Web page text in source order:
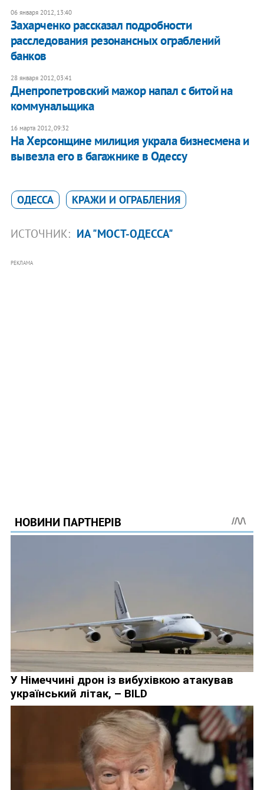
06 января 2012, 13:40
Захарченко рассказал подробности
расследования резонансных ограблений
банков
28 января 2012, 03:41
Днепропетровский мажор напал с битой на
коммунальщика
16 марта 2012, 09:32
​На Херсонщине милиция украла бизнесмена и
вывезла его в багажнике в Одессу
ОДЕССА КРАЖИ И ОГРАБЛЕНИЯ
ИСТОЧНИК: ИА "МОСТ-ОДЕССА"
РЕКЛАМА